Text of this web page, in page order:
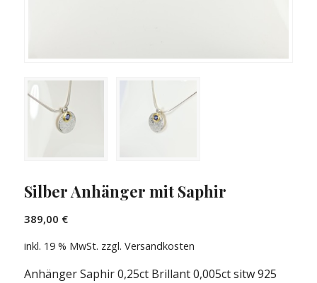
Silber Anhänger mit Saphir
389,00 €
inkl. 19 % MwSt. zzgl. Versandkosten
Anhänger Saphir 0,25ct Brillant 0,005ct sitw 925